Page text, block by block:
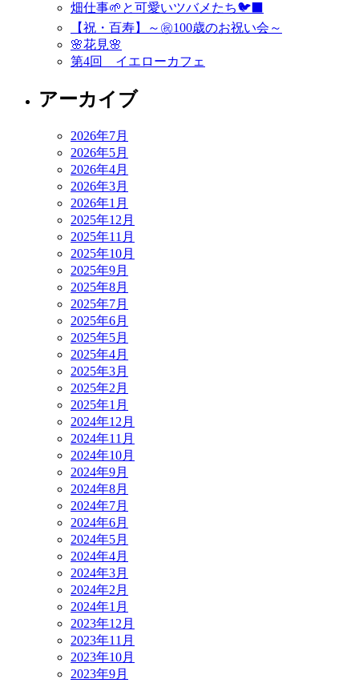
畑仕事🌱と可愛いツバメたち🐦‍⬛
【祝・百寿】～㊗️100歳のお祝い会～
🌸花見🌸
第4回 イエローカフェ
アーカイブ
2026年7月
2026年5月
2026年4月
2026年3月
2026年1月
2025年12月
2025年11月
2025年10月
2025年9月
2025年8月
2025年7月
2025年6月
2025年5月
2025年4月
2025年3月
2025年2月
2025年1月
2024年12月
2024年11月
2024年10月
2024年9月
2024年8月
2024年7月
2024年6月
2024年5月
2024年4月
2024年3月
2024年2月
2024年1月
2023年12月
2023年11月
2023年10月
2023年9月